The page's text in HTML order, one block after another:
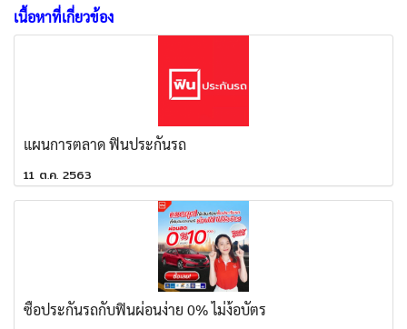
เนื้อหาที่เกี่ยวข้อง
แผนการตลาด ฟินประกันรถ
11 ต.ค. 2563
ซื้อประกันรถกับฟินผ่อนง่าย 0% ไม่ง้อบัตร